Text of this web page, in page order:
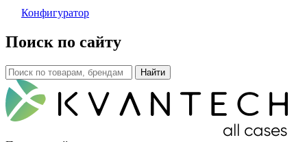
Конфигуратор
Поиск по сайту